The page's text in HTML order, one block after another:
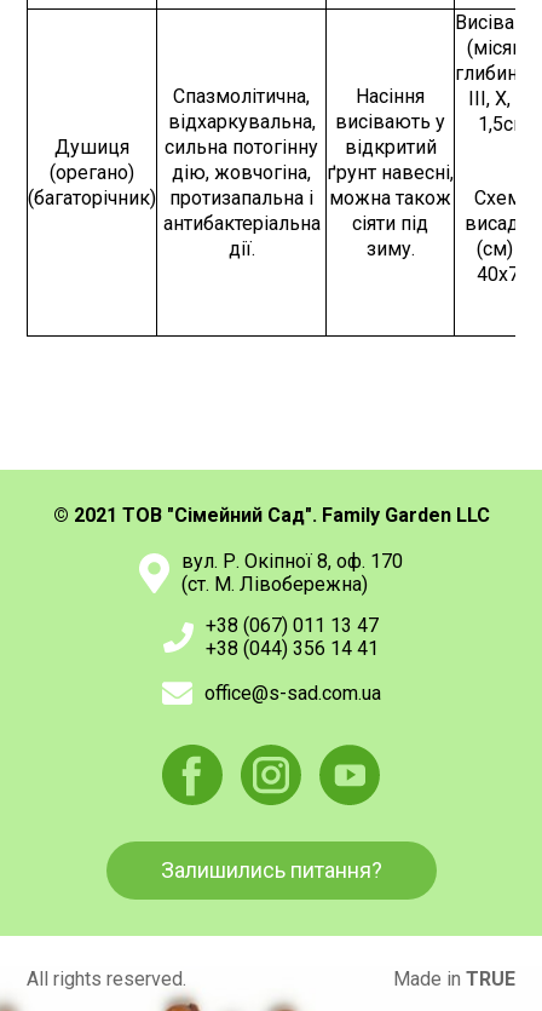
Душиця
(орегано)
(багаторічник)
Спазмолітична,
відхаркувальна,
сильна потогінну
дію, жовчогіна,
протизапальна і
антибактеріальна
дії.
Насіння
висівають у
відкритий
ґрунт навесні,
можна також
сіяти під
зиму.
(місяць,
глибина)
III, Х, 1–
1,5см
Схема
висадки
(см) –
40х70
© 2021 ТОВ "Сімейний Сад". Family Garden LLC
вул. Р. Окіпної 8, оф. 170
(ст. М. Лівобережна)
+38 (067) 011 13 47
+38 (044) 356 14 41
office@s-sad.com.ua
Залишились питання?
All rights reserved. Made in TRUE